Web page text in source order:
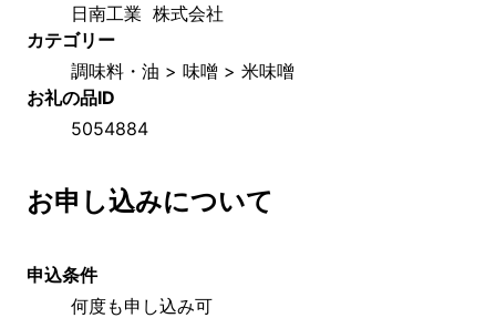
日南工業  株式会社
カテゴリー
調味料・油 > 味噌 > 米味噌
お礼の品ID
5054884
お申し込みについて
申込条件
何度も申し込み可